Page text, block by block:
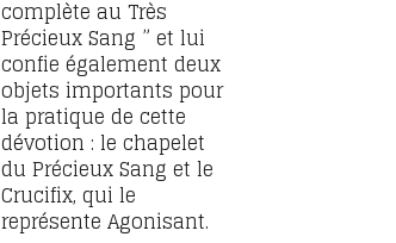
complète au Très
Précieux Sang ” et lui
confie également deux
objets importants pour
la pratique de cette
dévotion : le chapelet
du Précieux Sang et le
Crucifix, qui le
représente Agonisant.